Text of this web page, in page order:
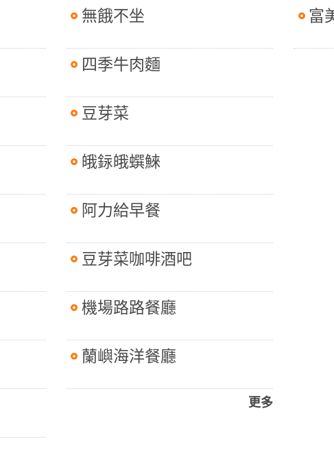
無餓不坐
四季牛肉麵
豆芽菜
皒銢皒蟤鯠
阿力給早餐
豆芽菜咖啡酒吧
機場路路餐廳
蘭嶼海洋餐廳
更多
富